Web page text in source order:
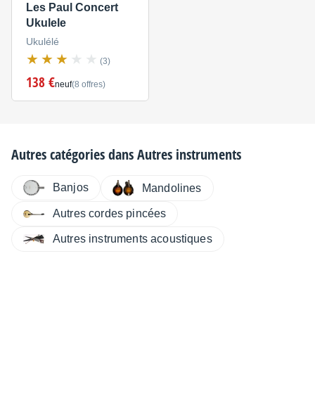
Les Paul Concert
Ukulele
Ukulélé
(3)
138 €neuf(8 offres)
Autres catégories dansAutres instruments
Banjos Mandolines
Autres cordes pincées
Autres instruments acoustiques